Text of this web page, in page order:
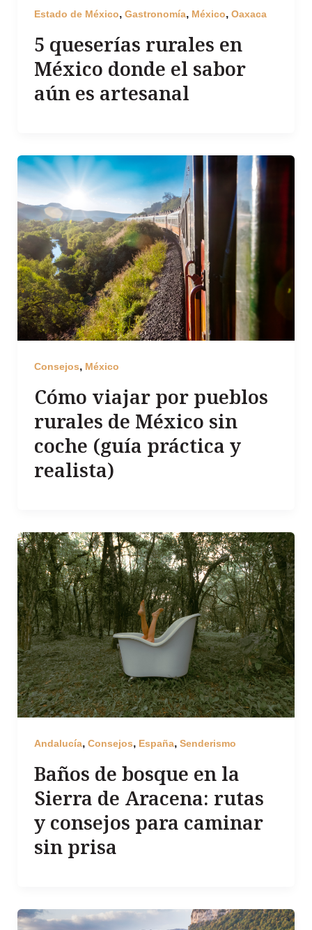
Estado de México, Gastronomía, México, Oaxaca
5 queserías rurales en
México donde el sabor
aún es artesanal
Consejos, México
Cómo viajar por pueblos
rurales de México sin
coche (guía práctica y
realista)
Andalucía, Consejos, España, Senderismo
Baños de bosque en la
Sierra de Aracena: rutas
y consejos para caminar
sin prisa